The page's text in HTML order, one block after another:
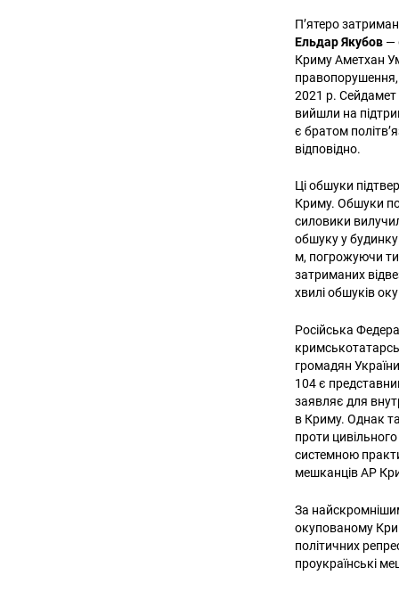
П’ятеро
Ельдар Якубов —
Криму Аметхан
правопорушення,
2021 р. Сейдамет
вийшли на
є братом
відповідно.
Ці обшуки
Криму. Обшуки
силовики
обшуку у
м, погрожуючи
затриманих
хвилі обшуків
Російська
громадян
104 є
заявляє для
в Криму. Однак
проти
системною
мешканців АР
За
окупованому
політичних
проукраїнські